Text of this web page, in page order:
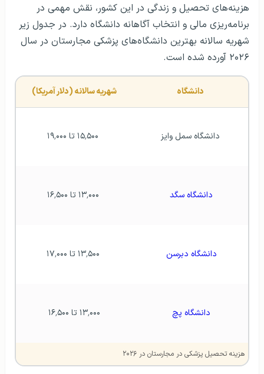
هزینه‌های تحصیل و زندگی در این کشور، نقش مهمی در
برنامه‌ریزی مالی و انتخاب آگاهانه دانشگاه دارد. در جدول زیر
شهریه سالانه بهترین دانشگاه‌های پزشکی مجارستان در سال
۲۰۲۶ آورده شده است.
دانشگاه شهریه سالانه (دلار آمریکا)
دانشگاه سمل وایز
دانشگاه سگد
دانشگاه دبرسن
دانشگاه پچ ۱۳٬۰۰۰ تا ۱۶٬۵۰۰
هزینه تحصیل پزشکی در مجارستان در ۲۰۲۶